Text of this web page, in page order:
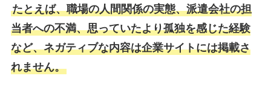
たとえば、職場の人間関係の実態、派遣会社の担
当者への不満、思っていたより孤独を感じた経験
など、ネガティブな内容は企業サイトには掲載さ
れません。